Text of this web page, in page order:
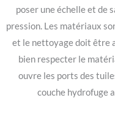
poser une échelle et de
pression. Les matériaux
et le nettoyage doit être
bien respecter le
ouvre les ports des
couche hydrofuge